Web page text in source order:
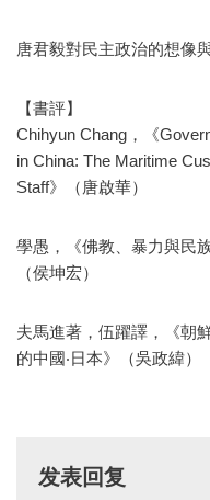
唐君毅對民主政治的想像
【書評】
Chihyun Chang，《
in China: The Maritime
Staff》（唐啟華）
學愚，《佛教、暴力與民
（侯坤宏）
夫馬進著，伍躍譯，《朝
的中國‧日本》（吳政緯）
发表回复